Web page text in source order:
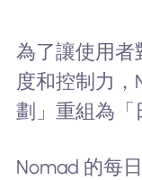
為了讓使用者
度和控制力，
劃」重組為「
Nomad 的每